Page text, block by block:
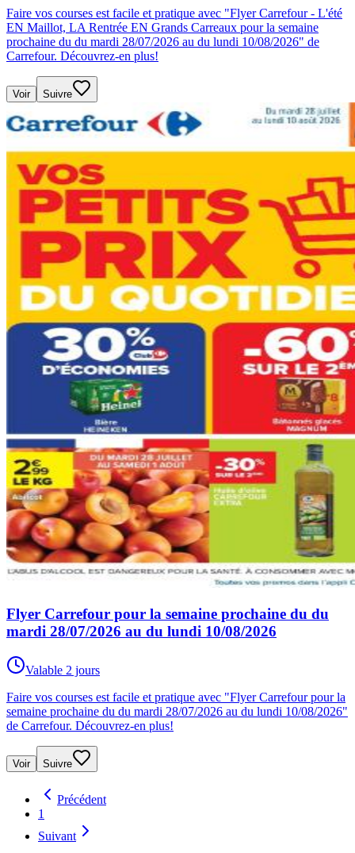
Faire vos courses est facile et pratique avec "Flyer Carrefour - L'été
EN Maillot, LA Rentrée EN Grands Carreaux pour la semaine
prochaine du du mardi 28/07/2026 au du lundi 10/08/2026" de
Carrefour. Découvrez-en plus!
Voir Suivre
Flyer Carrefour pour la semaine prochaine du du
mardi 28/07/2026 au du lundi 10/08/2026
Valable 2 jours
Faire vos courses est facile et pratique avec "Flyer Carrefour pour la
semaine prochaine du du mardi 28/07/2026 au du lundi 10/08/2026"
de Carrefour. Découvrez-en plus!
Voir Suivre
Précédent
1
Suivant